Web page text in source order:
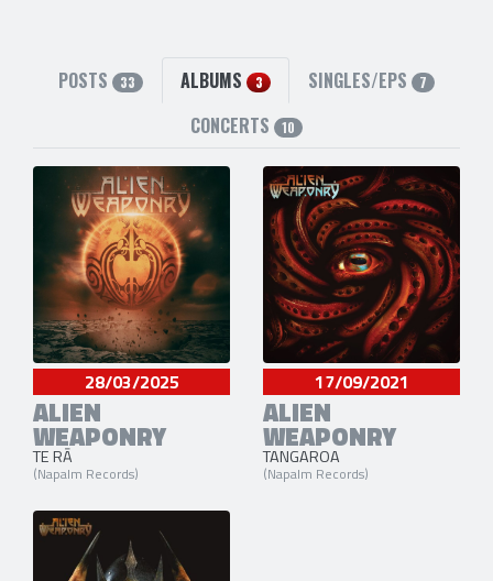
POSTS 33 ALBUMS 3 SINGLES/EPS 7
CONCERTS 10
28/03/2025
ALIEN
WEAPONRY
TE RĀ
(Napalm Records)
17/09/2021
ALIEN
WEAPONRY
TANGAROA
(Napalm Records)